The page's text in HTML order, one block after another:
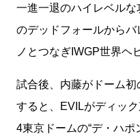
一進一退のハイレベル
のデッドフォールから
ノとつなぎIWGP世界ヘ
試合後、内藤がドーム初
すると、EVILがディッ
4東京ドームの“デ・ハ